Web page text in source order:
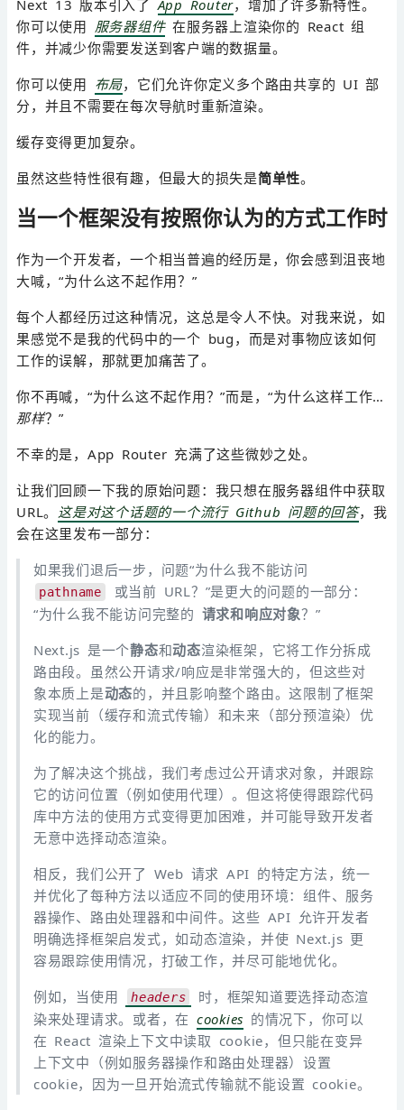
Next 13 版本引入了 App Router，增加了许多新特性。
你可以使用 服务器组件在服务器上渲染你的 React 组
件，并减少你需要发送到客户端的数据量。
你可以使用 布局，它们允许你定义多个路由共享的 UI 部
分，并且不需要在每次导航时重新渲染。
缓存变得更加复杂。
虽然这些特性很有趣，但最大的损失是简单性。
当一个框架没有按照你认为的方式工作时
作为一个开发者，一个相当普遍的经历是，你会感到沮丧地
大喊，“为什么这不起作用？”
每个人都经历过这种情况，这总是令人不快。对我来说，如
果感觉不是我的代码中的一个 bug，而是对事物应该如何
工作的误解，那就更加痛苦了。
你不再喊，“为什么这不起作用？”而是，“为什么这样工作…
那样？”
不幸的是，App Router 充满了这些微妙之处。
让我们回顾一下我的原始问题：我只想在服务器组件中获取
URL。 这是对这个话题的一个流行 Github 问题的回答，我
会在这里发布一部分：
如果我们退后一步，问题“为什么我不能访问
pathname
或当前 URL？”是更大的问题的一部分：
“为什么我不能访问完整的 请求和响应对象？”
Next.js 是一个静态和动态渲染框架，它将工作分拆成
路由段。虽然公开请求/响应是非常强大的，但这些对
象本质上是动态的，并且影响整个路由。这限制了框架
实现当前（缓存和流式传输）和未来（部分预渲染）优
化的能力。
为了解决这个挑战，我们考虑过公开请求对象，并跟踪
它的访问位置（例如使用代理）。但这将使得跟踪代码
库中方法的使用方式变得更加困难，并可能导致开发者
无意中选择动态渲染。
相反，我们公开了 Web 请求 API 的特定方法，统一
并优化了每种方法以适应不同的使用环境：组件、服务
器操作、路由处理器和中间件。这些 API 允许开发者
明确选择框架启发式，如动态渲染，并使 Next.js 更
容易跟踪使用情况，打破工作，并尽可能地优化。
例如，当使用
headers
时，框架知道要选择动态渲
染来处理请求。或者，在 cookies 的情况下，你可以
在 React 渲染上下文中读取 cookie，但只能在变异
上下文中（例如服务器操作和路由处理器）设置
cookie，因为一旦开始流式传输就不能设置 cookie。